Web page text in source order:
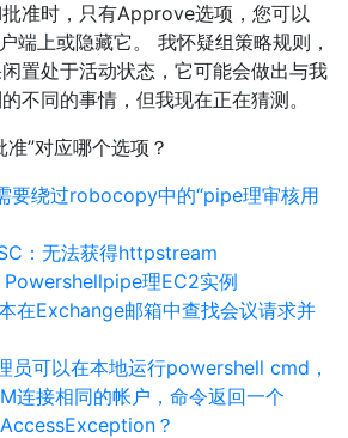
准时，只有Approve选项，您可以
端上或隐藏它。 我怀疑组策略规则，
置处于活动状态，它可能会做出与我
不同的事情，但我现在正在猜测。
”对应哪个选项？
要绕过robocopy中的“pipe理审核用
：无法获得httpstream
理EC2实例
在Exchange邮箱中查找会议请求并
员可以在本地运行powershell cmd，
连接相同的帐户，命令返回一个
？